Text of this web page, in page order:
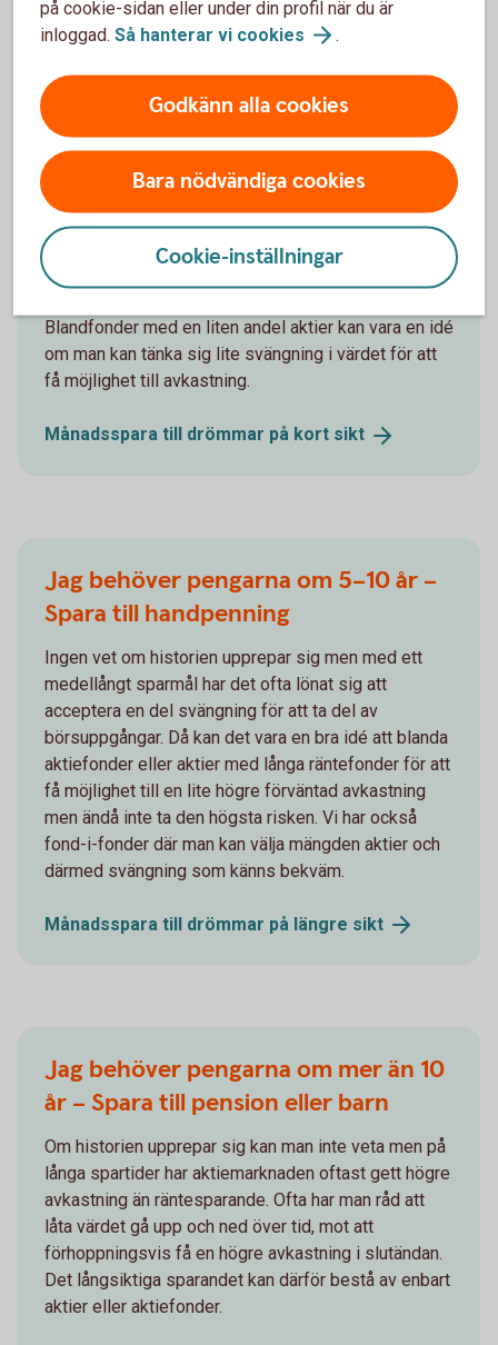
Månadsspara till buffert
Jag behöver pengarna om 1–4 år –
Spara till en bil, resa eller fest
Att spara till något som du behöver pengarna till
inom 1 till 5 år kan ses som en ganska kort tid och
Blandfonder med en liten andel aktier kan vara en idé
om man kan tänka sig lite svängning i värdet för att
få möjlighet till avkastning.
Månadsspara till drömmar på kort sikt
Jag behöver pengarna om 5–10 år –
Spara till handpenning
Ingen vet om historien upprepar sig men med ett
medellångt sparmål har det ofta lönat sig att
acceptera en del svängning för att ta del av
börsuppgångar. Då kan det vara en bra idé att blanda
aktiefonder eller aktier med långa räntefonder för att
få möjlighet till en lite högre förväntad avkastning
men ändå inte ta den högsta risken. Vi har också
fond-i-fonder där man kan välja mängden aktier och
därmed svängning som känns bekväm.
Månadsspara till drömmar på längre sikt
Jag behöver pengarna om mer än 10
år – Spara till pension eller barn
Om historien upprepar sig kan man inte veta men på
långa spartider har aktiemarknaden oftast gett högre
avkastning än räntesparande. Ofta har man råd att
låta värdet gå upp och ned över tid, mot att
förhoppningsvis få en högre avkastning i slutändan.
Det långsiktiga sparandet kan därför bestå av enbart
aktier eller aktiefonder.
på cookie-sidan eller under din profil när du är
inloggad. Så hanterar vi cookies .
Godkänn alla cookies
Bara nödvändiga cookies
Cookie-inställningar